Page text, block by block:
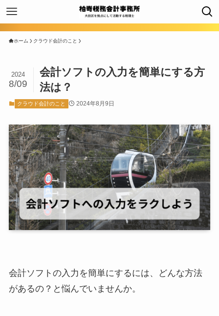
ホーム クラウド会計のこと
会計ソフトの入力を簡単にする方
法は？
2024
8/09
クラウド会計のこと 2024年8月9日
会計ソフトの入力を簡単にするには、どんな方法
があるの？と悩んでいませんか。